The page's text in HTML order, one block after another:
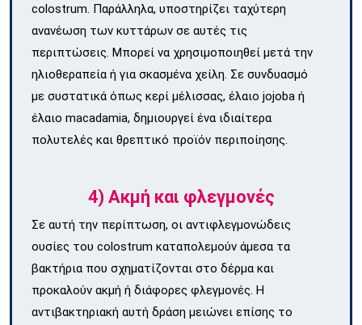
colostrum. Παράλληλα, υποστηρίζει ταχύτερη
ανανέωση των κυττάρων σε αυτές τις
περιπτώσεις. Μπορεί να χρησιμοποιηθεί μετά την
ηλιοθεραπεία ή για σκασμένα χείλη. Σε συνδυασμό
με συστατικά όπως κερί μέλισσας, έλαιο jojoba ή
έλαιο macadamia, δημιουργεί ένα ιδιαίτερα
πολυτελές και θρεπτικό προϊόν περιποίησης.
4) Ακμή και φλεγμονές
Σε αυτή την περίπτωση, οι αντιφλεγμονώδεις
ουσίες του colostrum καταπολεμούν άμεσα τα
βακτήρια που σχηματίζονται στο δέρμα και
προκαλούν ακμή ή διάφορες φλεγμονές. Η
αντιβακτηριακή αυτή δράση μειώνει επίσης το